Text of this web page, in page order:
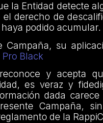
la Entidad detecte
el derecho de
podido acumular.
Campaña, su
Black
y acepta
es veraz y
dada
Campaña,
de la